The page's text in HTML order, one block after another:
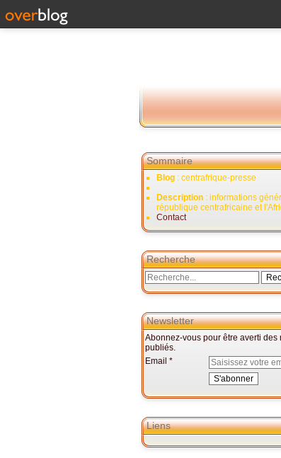
Sommaire
Blog : centrafrique-presse
Description : informations
république centrafricaine et
Contact
Recherche
Newsletter
Abonnez-vous pour être averti des
publiés.
Email
Liens